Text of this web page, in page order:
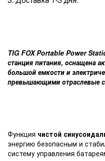
TIG FOX Portable Power
станция питания, оснащена
большой емкости и
превышающими отраслевые
Функция чистой
энергию безопасным и
систему управления